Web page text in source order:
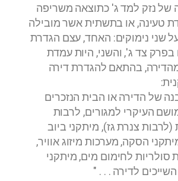
של נזק למד ג' כתוצאה משריפה
טעינה, או בתשתית אשר מובילה
שני נימוקים: האחד, עצם הגדרת
צד ג', והשני, היות עמדת
בהתאם להגדרת דירה
של הדירה או הבית הנזכרים
העיקרי למגורים, לרבות
צנרת גז), מיתקני ביוב
הסקה, מערכות מיזוג אוויר,
סולריות לחימום מים, מיתקני
לדירה . . . "